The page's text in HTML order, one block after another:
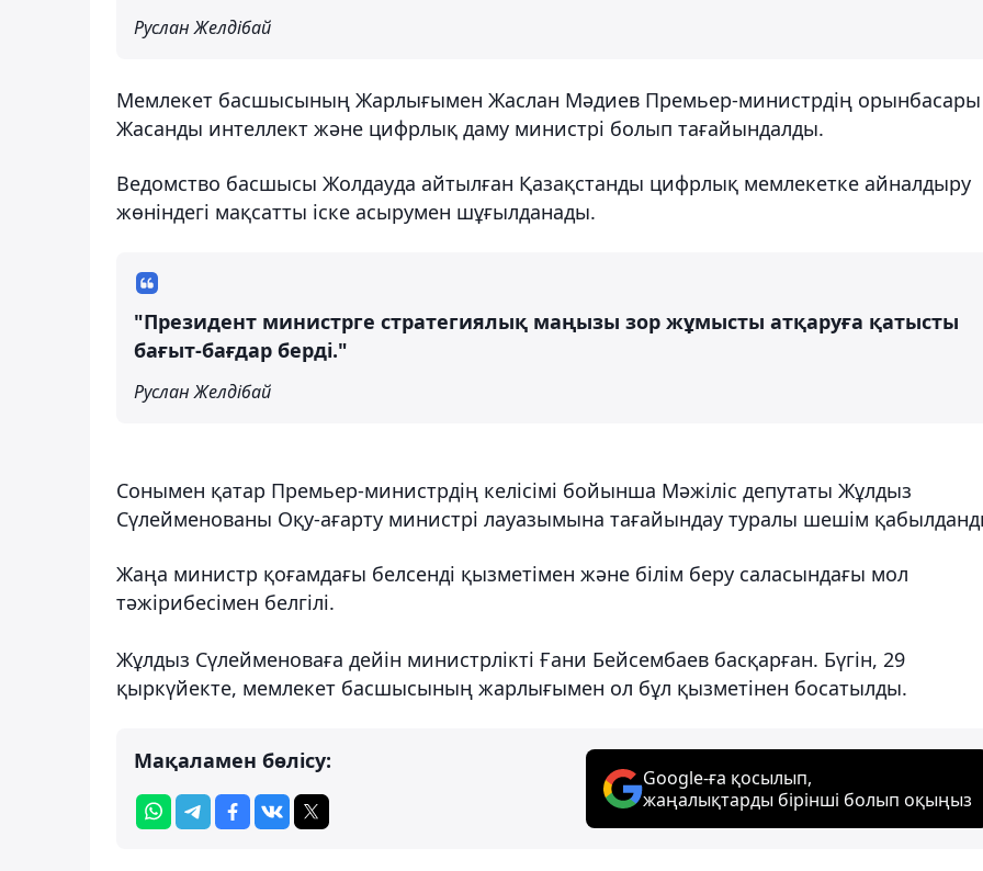
Руслан Желдібай
Мемлекет басшысының Жарлығымен Жаслан Мәдиев Премьер-министрдің орынбасары
Жасанды интеллект және цифрлық даму министрі болып тағайындалды.
Ведомство басшысы Жолдауда айтылған Қазақстанды цифрлық мемлекетке айналдыру
жөніндегі мақсатты іске асырумен шұғылданады.
"Президент министрге стратегиялық маңызы зор жұмысты атқаруға қатысты
бағыт-бағдар берді."
Руслан Желдібай
Сонымен қатар Премьер-министрдің келісімі бойынша Мәжіліс депутаты Жұлдыз
Сүлейменованы Оқу-ағарту министрі лауазымына тағайындау туралы шешім
Жаңа министр қоғамдағы белсенді қызметімен және білім беру саласындағы мол
тәжірибесімен белгілі.
Жұлдыз Сүлейменоваға дейін министрлікті Ғани Бейсембаев басқарған. Бүгін, 29
қыркүйекте, мемлекет басшысының жарлығымен ол бұл қызметінен босатылды.
Мақаламен бөлісу:
Google-ға қосылып,
жаңалықтарды бірінші болып оқыңыз